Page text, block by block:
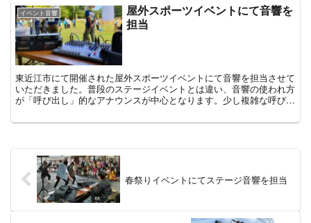
イベント音響
屋外スポーツイベントにて音響を
担当
東近江市にて開催された屋外スポーツイベントにて音響を担当させて
いただきました。普段のステージイベントとは違い、音響の使われ方
が「呼び出し」的なアナウンスが中心となります。少し複雑な呼び出
春祭りイベントにてステージ音響を担当